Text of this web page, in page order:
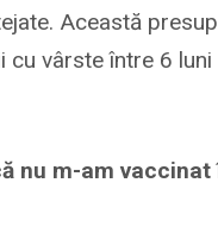
Această
vârste între 6
nu m-am